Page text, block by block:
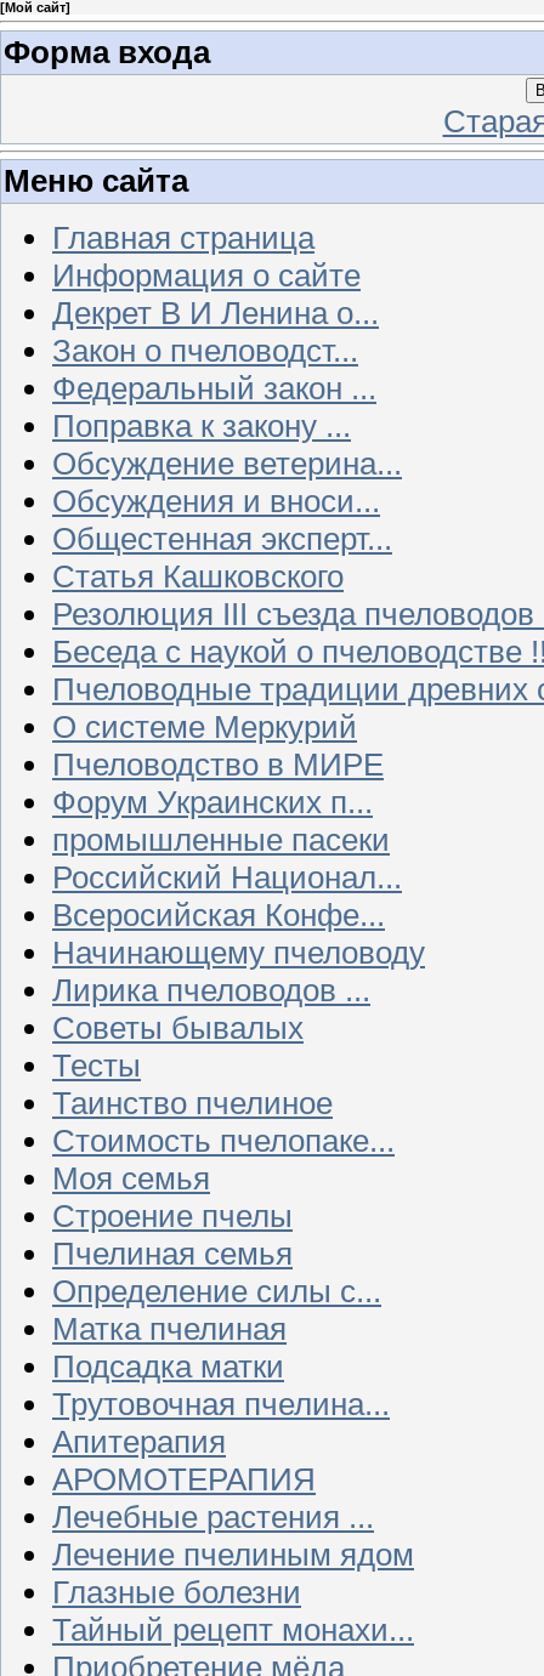
[Мой сайт]
Форма входа
Меню сайта
Главная страница
Информация о сайте
Декрет В И Ленина о...
Закон о пчеловодст...
Федеральный закон ...
Поправка к закону ...
Обсуждение ветерина...
Обсуждения и вноси...
Общестенная эксперт...
Статья Кашковского
Резолюция III съезда
Беседа с наукой о пчеловодстве
Пчеловодные традиции древних
О системе Меркурий
Пчеловодство в МИРЕ
Форум Украинских п...
промышленные пасеки
Российский Национал...
Всеросийская Конфе...
Начинающему пчеловоду
Лирика пчеловодов ...
Советы бывалых
Тесты
Таинство пчелиное
Стоимость пчелопаке...
Моя семья
Строение пчелы
Пчелиная семья
Определение силы с...
Матка пчелиная
Подсадка матки
Трутовочная пчелина...
Апитерапия
АРОМОТЕРАПИЯ
Лечебные растения ...
Лечение пчелиным ядом
Глазные болезни
Тайный рецепт монахи...
Приобретение мёда